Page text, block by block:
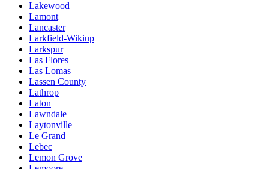
Lakewood
Lamont
Lancaster
Larkfield-Wikiup
Larkspur
Las Flores
Las Lomas
Lassen County
Lathrop
Laton
Lawndale
Laytonville
Le Grand
Lebec
Lemon Grove